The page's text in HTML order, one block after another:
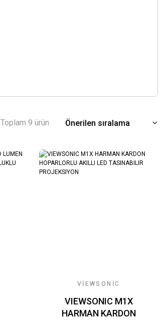
Toplam 9 ürün
VIEWSONIC
VIEWSONIC M1X
HARMAN KARDON